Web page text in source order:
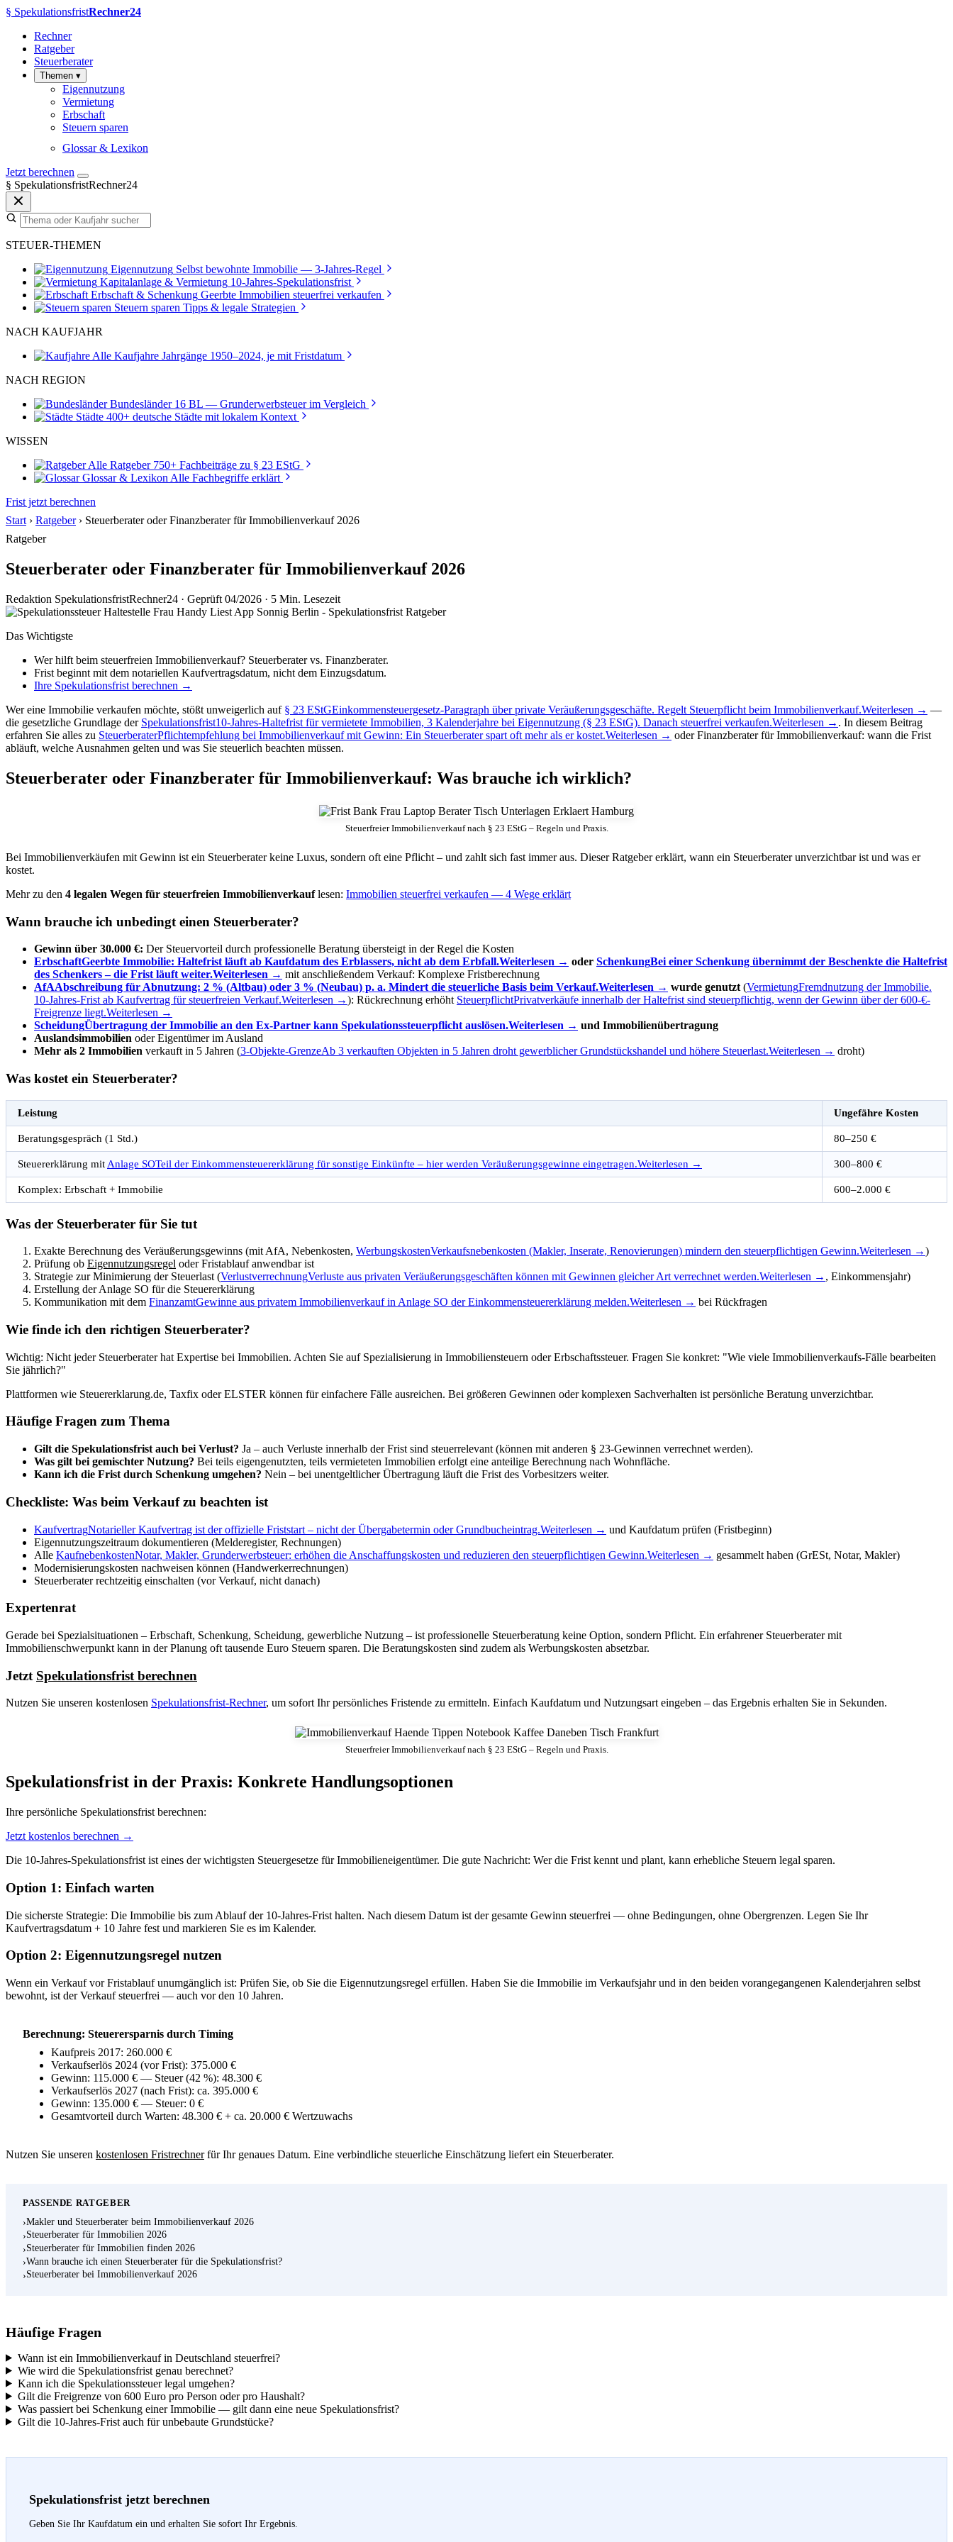
§ SpekulationsfristRechner24
Rechner
Ratgeber
Steuerberater
Themen ▾
Eigennutzung
Vermietung
Erbschaft
Steuern sparen
Glossar & Lexikon
Jetzt berechnen
§ SpekulationsfristRechner24
STEUER-THEMEN
Eigennutzung Selbst bewohnte Immobilie — 3-Jahres-Regel
Kapitalanlage & Vermietung 10-Jahres-Spekulationsfrist
Erbschaft & Schenkung Geerbte Immobilien steuerfrei verkaufen
Steuern sparen Tipps & legale Strategien
NACH KAUFJAHR
Alle Kaufjahre Jahrgänge 1950–2024, je mit Fristdatum
NACH REGION
Bundesländer 16 BL — Grunderwerbsteuer im Vergleich
Städte 400+ deutsche Städte mit lokalem Kontext
WISSEN
Alle Ratgeber 750+ Fachbeiträge zu § 23 EStG
Glossar & Lexikon Alle Fachbegriffe erklärt
Frist jetzt berechnen
Start › Ratgeber › Steuerberater oder Finanzberater für Immobilienverkauf 2026
Ratgeber
Steuerberater oder Finanzberater für Immobilienverkauf 2026
Redaktion SpekulationsfristRechner24 · Geprüft 04/2026 · 5 Min. Lesezeit
Das Wichtigste
Wer hilft beim steuerfreien Immobilienverkauf? Steuerberater vs. Finanzberater.
Frist beginnt mit dem notariellen Kaufvertragsdatum, nicht dem Einzugsdatum.
Ihre Spekulationsfrist berechnen →
Wer eine Immobilie verkaufen möchte, stößt unweigerlich auf § 23 EStGEinkommensteuergesetz-Paragraph über private Veräußerungsgeschäfte. Regelt Steuerpflicht beim Immobilienverkauf.Weiterlesen → —
die gesetzliche Grundlage der Spekulationsfrist10-Jahres-Haltefrist für vermietete Immobilien, 3 Kalenderjahre bei Eigennutzung (§ 23 EStG). Danach steuerfrei verkaufen.Weiterlesen → . In diesem Beitrag
erfahren Sie alles zu SteuerberaterPflichtempfehlung bei Immobilienverkauf mit Gewinn: Ein Steuerberater spart oft mehr als er kostet.Weiterlesen → oder Finanzberater für Immobilienverkauf: wann die Frist
abläuft, welche Ausnahmen gelten und was Sie steuerlich beachten müssen.
Steuerberater oder Finanzberater für Immobilienverkauf: Was brauche ich wirklich?
Steuerfreier Immobilienverkauf nach § 23 EStG – Regeln und Praxis.
Bei Immobilienverkäufen mit Gewinn ist ein Steuerberater keine Luxus, sondern oft eine Pflicht – und zahlt sich fast immer aus. Dieser Ratgeber erklärt, wann ein Steuerberater unverzichtbar ist und was er
kostet.
Mehr zu den 4 legalen Wegen für steuerfreien Immobilienverkauflesen: Immobilien steuerfrei verkaufen — 4 Wege erklärt
Wann brauche ich unbedingt einen Steuerberater?
Gewinn über 30.000 €: Der Steuervorteil durch professionelle Beratung übersteigt in der Regel die Kosten
ErbschaftGeerbte Immobilie: Haltefrist läuft ab Kaufdatum des Erblassers, nicht ab dem Erbfall.Weiterlesen → oder SchenkungBei einer Schenkung übernimmt der Beschenkte die Haltefrist
des Schenkers – die Frist läuft weiter.Weiterlesen → mit anschließendem Verkauf: Komplexe Fristberechnung
AfAAbschreibung für Abnutzung: 2 % (Altbau) oder 3 % (Neubau) p. a. Mindert die steuerliche Basis beim Verkauf.Weiterlesen → wurde genutzt (VermietungFremdnutzung der Immobilie.
10-Jahres-Frist ab Kaufvertrag für steuerfreien Verkauf.Weiterlesen →): Rückrechnung erhöht SteuerpflichtPrivatverkäufe innerhalb der Haltefrist sind steuerpflichtig, wenn der Gewinn über der 600-€-
Freigrenze liegt.Weiterlesen →
ScheidungÜbertragung der Immobilie an den Ex-Partner kann Spekulationssteuerpflicht auslösen.Weiterlesen → und Immobilienübertragung
Auslandsimmobilien oder Eigentümer im Ausland
Mehr als 2 Immobilien verkauft in 5 Jahren (3-Objekte-GrenzeAb 3 verkauften Objekten in 5 Jahren droht gewerblicher Grundstückshandel und höhere Steuerlast.Weiterlesen → droht)
Was kostet ein Steuerberater?
Leistung Ungefähre Kosten
Beratungsgespräch (1 Std.) 80–250 €
Steuererklärung mit Anlage SOTeil der Einkommensteuererklärung für sonstige Einkünfte – hier werden Veräußerungsgewinne eingetragen.Weiterlesen → 300–800 €
Komplex: Erbschaft + Immobilie 600–2.000 €
Was der Steuerberater für Sie tut
Exakte Berechnung des Veräußerungsgewinns (mit AfA, Nebenkosten, WerbungskostenVerkaufsnebenkosten (Makler, Inserate, Renovierungen) mindern den steuerpflichtigen Gewinn.Weiterlesen →)
Prüfung ob Eigennutzungsregel oder Fristablauf anwendbar ist
Strategie zur Minimierung der Steuerlast (VerlustverrechnungVerluste aus privaten Veräußerungsgeschäften können mit Gewinnen gleicher Art verrechnet werden.Weiterlesen → , Einkommensjahr)
Erstellung der Anlage SO für die Steuererklärung
Kommunikation mit dem FinanzamtGewinne aus privatem Immobilienverkauf in Anlage SO der Einkommensteuererklärung melden.Weiterlesen → bei Rückfragen
Wie finde ich den richtigen Steuerberater?
Wichtig: Nicht jeder Steuerberater hat Expertise bei Immobilien. Achten Sie auf Spezialisierung in Immobiliensteuern oder Erbschaftssteuer. Fragen Sie konkret: "Wie viele Immobilienverkaufs-Fälle bearbeiten
Sie jährlich?"
Plattformen wie Steuererklarung.de, Taxfix oder ELSTER können für einfachere Fälle ausreichen. Bei größeren Gewinnen oder komplexen Sachverhalten ist persönliche Beratung unverzichtbar.
Häufige Fragen zum Thema
Gilt die Spekulationsfrist auch bei Verlust? Ja – auch Verluste innerhalb der Frist sind steuerrelevant (können mit anderen § 23-Gewinnen verrechnet werden).
Was gilt bei gemischter Nutzung? Bei teils eigengenutzten, teils vermieteten Immobilien erfolgt eine anteilige Berechnung nach Wohnfläche.
Kann ich die Frist durch Schenkung umgehen? Nein – bei unentgeltlicher Übertragung läuft die Frist des Vorbesitzers weiter.
Checkliste: Was beim Verkauf zu beachten ist
KaufvertragNotarieller Kaufvertrag ist der offizielle Friststart – nicht der Übergabetermin oder Grundbucheintrag.Weiterlesen → und Kaufdatum prüfen (Fristbeginn)
Eigennutzungszeitraum dokumentieren (Melderegister, Rechnungen)
Alle KaufnebenkostenNotar, Makler, Grunderwerbsteuer: erhöhen die Anschaffungskosten und reduzieren den steuerpflichtigen Gewinn.Weiterlesen → gesammelt haben (GrESt, Notar, Makler)
Modernisierungskosten nachweisen können (Handwerkerrechnungen)
Steuerberater rechtzeitig einschalten (vor Verkauf, nicht danach)
Expertenrat
Gerade bei Spezialsituationen – Erbschaft, Schenkung, Scheidung, gewerbliche Nutzung – ist professionelle Steuerberatung keine Option, sondern Pflicht. Ein erfahrener Steuerberater mit
Immobilienschwerpunkt kann in der Planung oft tausende Euro Steuern sparen. Die Beratungskosten sind zudem als Werbungskosten absetzbar.
Jetzt Spekulationsfrist berechnen
Nutzen Sie unseren kostenlosen Spekulationsfrist-Rechner, um sofort Ihr persönliches Fristende zu ermitteln. Einfach Kaufdatum und Nutzungsart eingeben – das Ergebnis erhalten Sie in Sekunden.
Steuerfreier Immobilienverkauf nach § 23 EStG – Regeln und Praxis.
Spekulationsfrist in der Praxis: Konkrete Handlungsoptionen
Ihre persönliche Spekulationsfrist berechnen:
Jetzt kostenlos berechnen →
Die 10-Jahres-Spekulationsfrist ist eines der wichtigsten Steuergesetze für Immobilieneigentümer. Die gute Nachricht: Wer die Frist kennt und plant, kann erhebliche Steuern legal sparen.
Option 1: Einfach warten
Die sicherste Strategie: Die Immobilie bis zum Ablauf der 10-Jahres-Frist halten. Nach diesem Datum ist der gesamte Gewinn steuerfrei — ohne Bedingungen, ohne Obergrenzen. Legen Sie Ihr
Kaufvertragsdatum + 10 Jahre fest und markieren Sie es im Kalender.
Option 2: Eigennutzungsregel nutzen
Wenn ein Verkauf vor Fristablauf unumgänglich ist: Prüfen Sie, ob Sie die Eigennutzungsregel erfüllen. Haben Sie die Immobilie im Verkaufsjahr und in den beiden vorangegangenen Kalenderjahren selbst
bewohnt, ist der Verkauf steuerfrei — auch vor den 10 Jahren.
Berechnung: Steuerersparnis durch Timing
Kaufpreis 2017: 260.000 €
Verkaufserlös 2024 (vor Frist): 375.000 €
Gewinn: 115.000 € — Steuer (42 %): 48.300 €
Verkaufserlös 2027 (nach Frist): ca. 395.000 €
Gewinn: 135.000 € — Steuer: 0 €
Gesamtvorteil durch Warten: 48.300 € + ca. 20.000 € Wertzuwachs
Nutzen Sie unseren kostenlosen Fristrechnerfür Ihr genaues Datum. Eine verbindliche steuerliche Einschätzung liefert ein Steuerberater.
PASSENDE RATGEBER
›Makler und Steuerberater beim Immobilienverkauf 2026
›Steuerberater für Immobilien 2026
›Steuerberater für Immobilien finden 2026
›Wann brauche ich einen Steuerberater für die Spekulationsfrist?
›Steuerberater bei Immobilienverkauf 2026
Häufige Fragen
Wann ist ein Immobilienverkauf in Deutschland steuerfrei?
Wie wird die Spekulationsfrist genau berechnet?
Kann ich die Spekulationssteuer legal umgehen?
Gilt die Freigrenze von 600 Euro pro Person oder pro Haushalt?
Was passiert bei Schenkung einer Immobilie — gilt dann eine neue Spekulationsfrist?
Gilt die 10-Jahres-Frist auch für unbebaute Grundstücke?
Spekulationsfrist jetzt berechnen
Geben Sie Ihr Kaufdatum ein und erhalten Sie sofort Ihr Ergebnis.